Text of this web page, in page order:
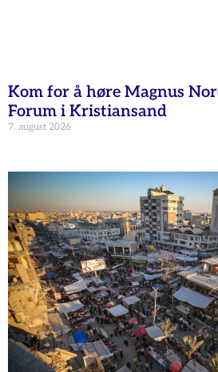
Kom for å høre Magnus
Forum i Kristiansand
7. august 2026